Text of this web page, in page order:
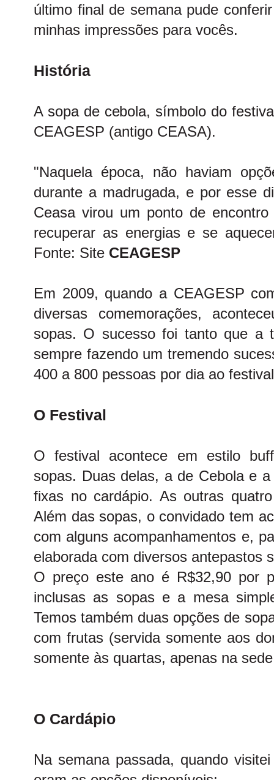
último final de semana pude
minhas impressões para vocês.
História
A sopa de cebola, símbolo do
CEAGESP (antigo CEASA).
"Naquela época, não haviam
durante a madrugada, e por esse
Ceasa virou um ponto de
recuperar as energias e se
Fonte: Site CEAGESP
Em 2009, quando a CEAGESP
diversas comemorações,
sopas. O sucesso foi tanto que a
sempre fazendo um tremendo
400 a 800 pessoas por dia ao
O Festival
O festival acontece em estilo
sopas. Duas delas, a de Cebola e
fixas no cardápio. As outras
Além das sopas, o convidado tem
com alguns acompanhamentos e,
elaborada com diversos antepastos
O preço este ano é R$32,90 por
inclusas as sopas e a mesa
Temos também duas opções de
com frutas (servida somente aos
somente às quartas, apenas na
O Cardápio
Na semana passada, quando